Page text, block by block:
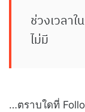
ช่วงเวลาใ
ไม่มี
…ตราบใดที่